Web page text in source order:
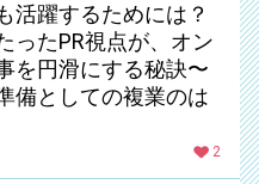
活躍するためには？
ったPR視点が、オン
を円滑にする秘訣〜
備としての複業のは
2